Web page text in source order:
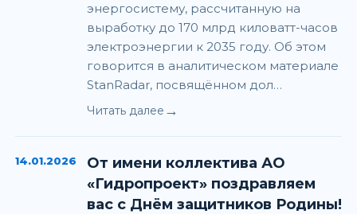
энергосистему, рассчитанную на
выработку до 170 млрд киловатт-часов
электроэнергии к 2035 году. Об этом
говорится в аналитическом материале
StanRadar, посвящённом дол…
Читать далее →
14.01.2026
От имени коллектива АО
«Гидропроект» поздравляем
вас с Днём защитников Родины!